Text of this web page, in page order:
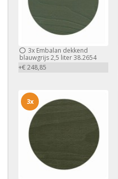
3x Embalan dekkend
blauwgrijs 2,5 liter 38.2654
+€ 248,85
3x